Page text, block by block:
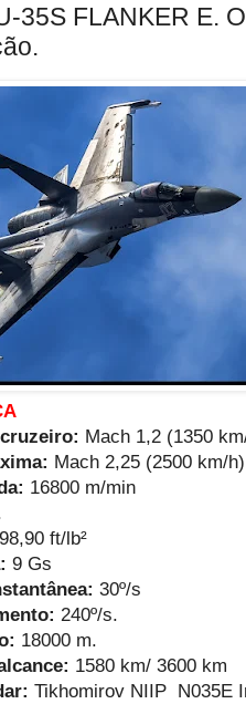
35S FLANKER E.
Mach 1,2 (1350
Mach 2,25 (2500 km/
16800 m/min
98,90 ft/lb²
9 Gs
: 30º/s
240º/s.
18000 m.
1580 km/ 3600 km
Tikhomirov NIIP N035E